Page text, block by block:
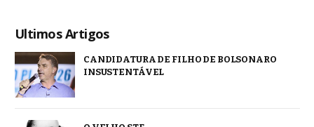
Ultimos Artigos
CANDIDATURA DE FILHO DE BOLSONARO
INSUSTENTÁVEL